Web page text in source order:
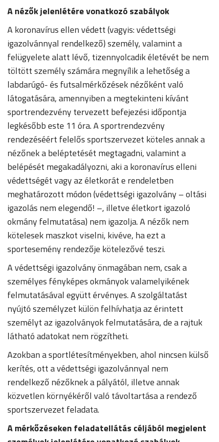
A nézők jelenlétére vonatkozó szabályok
A koronavírus ellen védett (vagyis: védettségi
igazolvánnyal rendelkező) személy, valamint a
felügyelete alatt lévő, tizennyolcadik életévét be nem
töltött személy számára megnyílik a lehetőség a
labdarúgó- és futsalmérkőzések nézőként való
látogatására, amennyiben a megtekinteni kívánt
sportrendezvény tervezett befejezési időpontja
legkésőbb este 11 óra. A sportrendezvény
rendezéséért felelős sportszervezet köteles annak a
nézőnek a beléptetését megtagadni, valamint a
belépését megakadályozni, aki a koronavírus elleni
védettségét vagy az életkorát e rendeletben
meghatározott módon (védettségi igazolvány – oltási
igazolás nem elegendő! –, illetve életkort igazoló
okmány felmutatása) nem igazolja. A nézők nem
kötelesek maszkot viselni, kivéve, ha ezt a
sportesemény rendezője kötelezővé teszi.
A védettségi igazolvány önmagában nem, csak a
személyes fényképes okmányok valamelyikének
felmutatásával együtt érvényes. A szolgáltatást
nyújtó személyzet külön felhívhatja az érintett
személyt az igazolványok felmutatására, de a rajtuk
látható adatokat nem rögzítheti.
Azokban a sportlétesítményekben, ahol nincsen külső
kerítés, ott a védettségi igazolvánnyal nem
rendelkező nézőknek a pályától, illetve annak
közvetlen környékéről való távoltartása a rendező
sportszervezet feladata.
A mérkőzéseken feladatellátás céljából megjelent